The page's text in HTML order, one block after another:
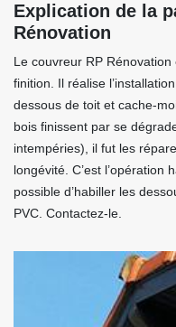
Explication de la
Rénovation
Le couvreur RP
finition. Il réalise
dessous de toit et cache-
bois finissent par se
intempéries), il fut les
longévité. C’est l’opération
possible d’habiller les
PVC. Contactez-le.